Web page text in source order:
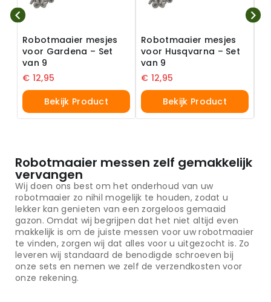
Robotmaaier mesjes
voor Gardena – Set
van 9
€ 12,95
Bekijk Product
Robotmaaier mesjes
voor Husqvarna – Set
van 9
€ 12,95
Bekijk Product
Robotmaaier messen zelf gemakkelijk
vervangen
Wij doen ons best om het onderhoud van uw
robotmaaier zo nihil mogelijk te houden, zodat u
lekker kan genieten van een zorgeloos gemaaid
gazon. Omdat wij begrijpen dat het niet altijd even
makkelijk is om de juiste messen voor uw robotmaaier
te vinden, zorgen wij dat alles voor u uitgezocht is. Zo
leveren wij standaard de benodigde schroeven bij
onze sets en nemen we zelf de verzendkosten voor
onze rekening.